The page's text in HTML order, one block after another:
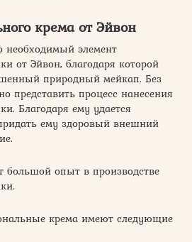
крема от Эйвон
элемент
от Эйвон, благодаря которой
природный мейкап. Без
представить процесс нанесения
Благодаря ему удается
ему здоровый внешний
большой опыт в производстве
крема имеют следующие